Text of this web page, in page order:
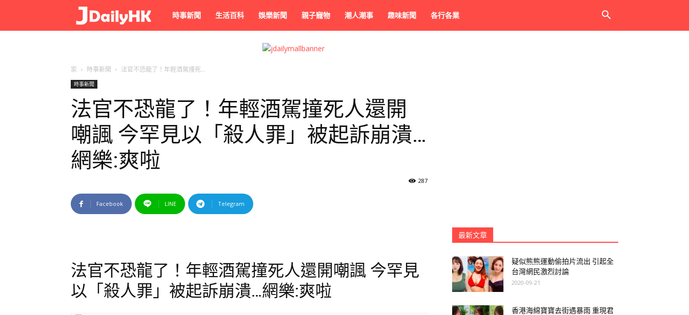
JPhoto
時事新聞 生活百科 娛樂新聞 親子寵物 潮人潮事 趣味新聞 各行各業
家 時事新聞 法官不恐龍了！年輕酒駕撞死...
時事新聞
法官不恐龍了！年輕酒駕撞死人還開
嘲諷 今罕見以「殺人罪」被起訴崩潰…
網樂:爽啦
287
Facebook LINE Telegram
法官不恐龍了！年輕酒駕撞死人還開嘲諷 今罕見
以「殺人罪」被起訴崩潰…網樂:爽啦
最新文章
疑似熊熊運動偷拍片流出 引起全
台灣網民激烈討論
2020-09-21
香港海綿寶寶去街遇暴雨 重現君